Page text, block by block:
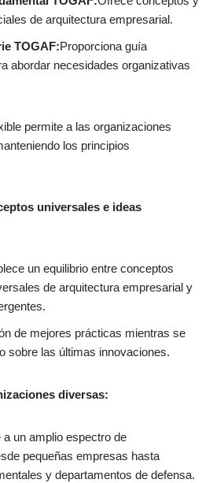
de arquitectura empresarial.
TOGAF:Proporciona guía
abordar necesidades organizativas
permite a las organizaciones
los principios
universales e ideas
un equilibrio entre conceptos
de arquitectura empresarial y
de mejores prácticas mientras se
sobre las últimas innovaciones.
diversas:
un amplio espectro de
pequeñas empresas hasta
y departamentos de defensa.